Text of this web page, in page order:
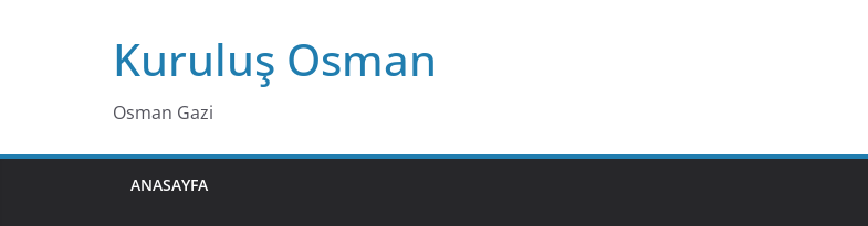
Kuruluş Osman
Osman Gazi
ANASAYFA